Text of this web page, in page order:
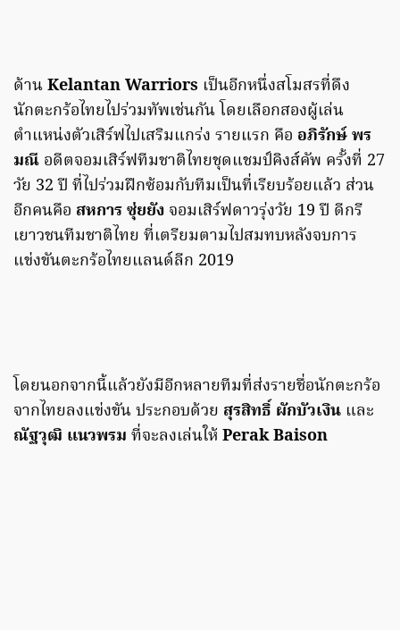
ด้านKelantan Warriors เป็นอีกหนึ่งสโมสรที่ดึง
นักตะกร้อไทยไปร่วมทัพเช่นกัน โดยเลือกสองผู้เล่น
ตำแหน่งตัวเสิร์ฟไปเสริมแกร่ง รายแรก คือ อภิรักษ์ พร
มณี อดีตจอมเสิร์ฟทีมชาติไทยชุดแชมป์คิงส์คัพ ครั้งที่ 27
วัย 32 ปี ที่ไปร่วมฝึกซ้อมกับทีมเป็นที่เรียบร้อยแล้ว ส่วน
อีกคนคือ สหการ ซุ่ยยัง จอมเสิร์ฟดาวรุ่งวัย 19 ปี ดีกรี
เยาวชนทีมชาติไทย ที่เตรียมตามไปสมทบหลังจบการ
แข่งขันตะกร้อไทยแลนด์ลีก 2019
โดยนอกจากนี้แล้วยังมีอีกหลายทีมที่ส่งรายชื่อนักตะกร้อ
จากไทยลงแข่งขัน ประกอบด้วย สุรสิทธิ์ ผักบัวเงิน และ
ณัฐวุฒิ แนวพรม ที่จะลงเล่นให้ Perak Baison